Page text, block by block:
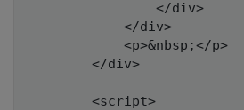
                </div>
            </div>
            <p>&nbsp;</p>
        </div>
        <script>